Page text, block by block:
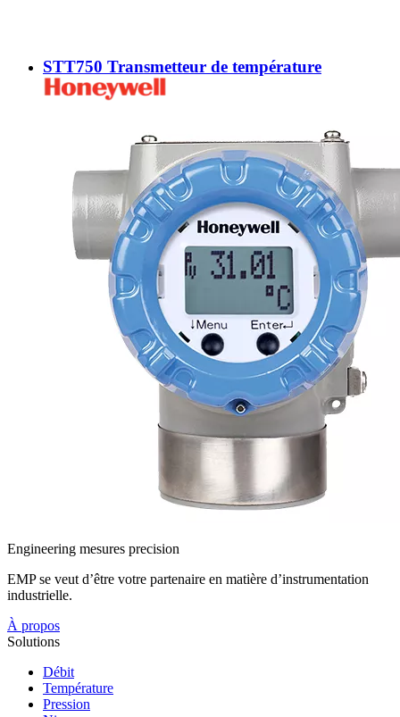
STT750 Transmetteur de température
Engineering mesures precision
EMP se veut d’être votre partenaire en matière d’instrumentation
industrielle.
À propos
Solutions
Débit
Température
Pression